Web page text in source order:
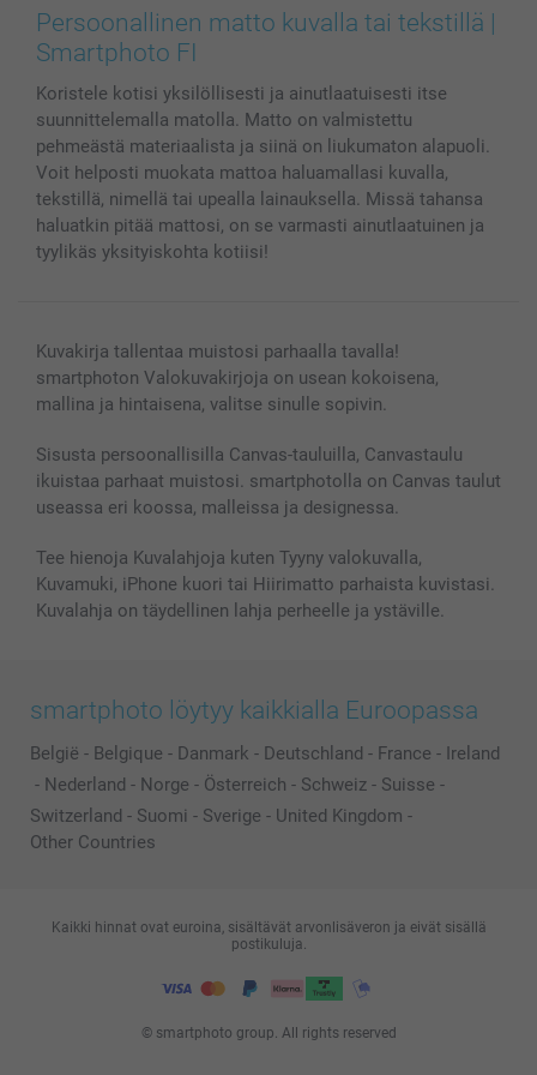
Valokuvat, Julisteet & Taskukirjat
Kännykkä & Tabletti
Kuvakalenterit & Päivyrit
Valokuvakehykset & Lisätarvikkeet
Lahjakortti
Kaikki kuvatuotteet
Evästekäytäntö
Sivukartta
Investor Relations
100% tyytyväisyystakuu
smartbonus
Tilausten tila
Persoonallinen matto kuvalla tai tekstillä |
Smartphoto FI
Koristele kotisi yksilöllisesti ja ainutlaatuisesti itse
suunnittelemalla matolla. Matto on valmistettu
pehmeästä materiaalista ja siinä on liukumaton alapuoli.
Voit helposti muokata mattoa haluamallasi kuvalla,
tekstillä, nimellä tai upealla lainauksella. Missä tahansa
haluatkin pitää mattosi, on se varmasti ainutlaatuinen ja
tyylikäs yksityiskohta kotiisi!
Kuvakirja tallentaa muistosi parhaalla tavalla!
smartphoton Valokuvakirjoja on usean kokoisena,
mallina ja hintaisena, valitse sinulle sopivin.
Sisusta persoonallisilla Canvas-tauluilla, Canvastaulu
ikuistaa parhaat muistosi. smartphotolla on Canvas taulut
useassa eri koossa, malleissa ja designessa.
Tee hienoja Kuvalahjoja kuten Tyyny valokuvalla,
Kuvamuki, iPhone kuori tai Hiirimatto parhaista kuvistasi.
Kuvalahja on täydellinen lahja perheelle ja ystäville.
smartphoto löytyy kaikkialla Euroopassa
België - Belgique - Danmark - Deutschland - France - Ireland
- Nederland - Norge - Österreich - Schweiz - Suisse -
Switzerland - Suomi - Sverige - United Kingdom -
Other Countries
© smartphoto group. All rights reserved
Kaikki hinnat ovat euroina, sisältävät arvonlisäveron ja eivät sisällä
postikuluja.